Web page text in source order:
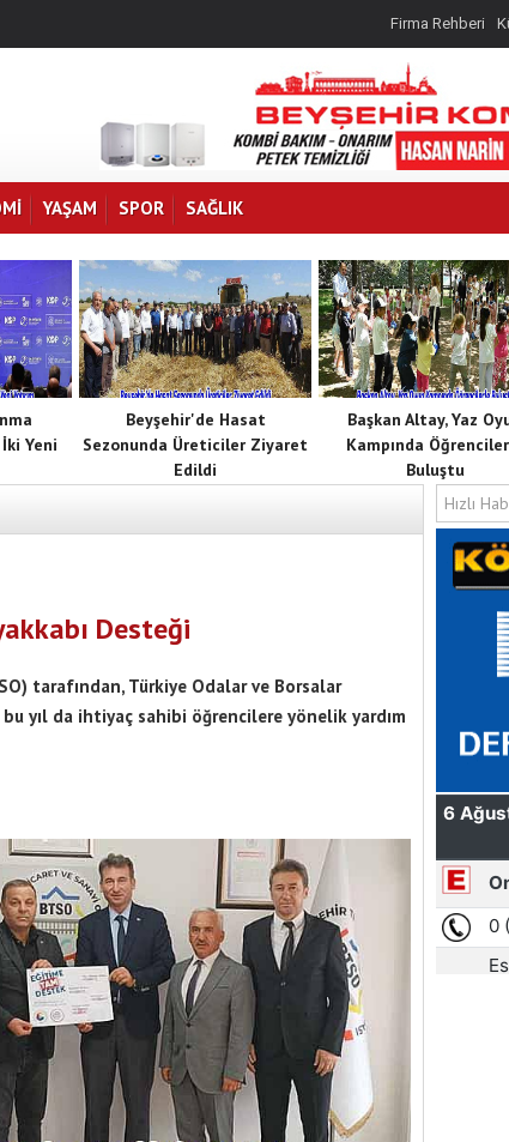
Firma Rehberi
YAŞAM SPOR SAĞLIK
Yeni
Beyşehir'de Hasat
Sezonunda Üreticiler Ziyaret
Edildi
Başkan Altay, Yaz
Kampında
Buluştu
Desteği
tarafından, Türkiye Odalar ve Borsalar
yıl da ihtiyaç sahibi öğrencilere yönelik yardım